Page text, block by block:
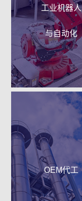
工业机器人
与自动化
OEM代工